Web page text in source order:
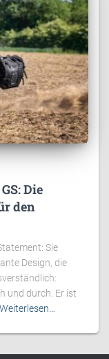
Die
den
Sie
Design, die
und durch. Er ist
Weiterlesen…